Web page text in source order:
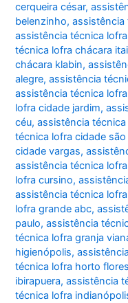
cerqueira césar,
belenzinho,assistência
assistência técnica
técnica lofra chácara
chácara klabin,
alegre,assistência
assistência técnica
lofra cidade jardim,
céu,assistência
técnica lofra cidade
cidade vargas,
assistência técnica
lofra cursino,
assistência técnica
lofra grande abc,
paulo,assistência
técnica lofra granja
higienópolis,
técnica lofra horto
ibirapuera,assistência
técnica lofra